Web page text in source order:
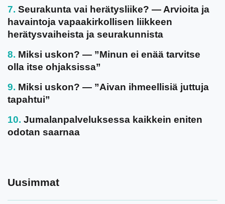
Seurakunta vai herätysliike? — Arvioita ja
havaintoja vapaakirkollisen liikkeen
herätysvaiheista ja seurakunnista
Miksi uskon? — ”Minun ei enää tarvitse
olla itse ohjaksissa”
Miksi uskon? — ”Aivan ihmeellisiä juttuja
tapahtui”
Jumalanpalveluksessa kaikkein eniten
odotan saarnaa
Uusimmat